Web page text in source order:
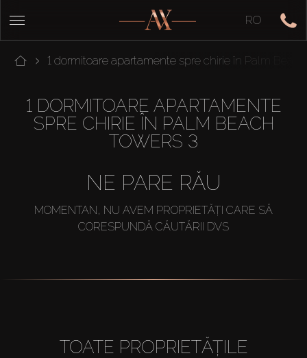
RO
1 dormitoare apartamente spre chirie în Palm
1 DORMITOARE APARTAMENTE
SPRE CHIRIE ÎN PALM BEACH
TOWERS 3
NE PARE RĂU
MOMENTAN, NU AVEM PROPRIETĂȚI CARE SĂ
CORESPUNDĂ CĂUTĂRII DVS
TOATE PROPRIETĂȚILE